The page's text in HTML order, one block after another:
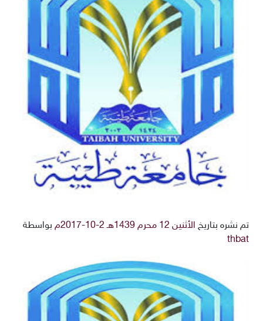
تم نشره بتاريخ الأثنين 12 محرم 1439هـ 2-10-2017م
بواسطة
thbat